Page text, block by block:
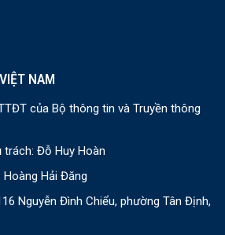
NAM
của Bộ thông tin và Truyền thông
trách: Đỗ Huy Hoàn
Hải Đăng
Nguyễn Đình Chiểu, phường Tân Định,